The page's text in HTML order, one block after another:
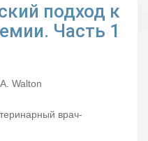
подход к
Часть 1
Walton
врач-